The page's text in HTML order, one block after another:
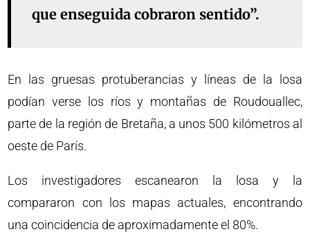
que enseguida cobraron sentido”.
En las gruesas protuberancias y líneas de la losa
podían verse los ríos y montañas de Roudouallec,
parte de la región de Bretaña, a unos 500 kilómetros al
oeste de París.
Los investigadores escanearon la losa y la
compararon con los mapas actuales, encontrando
una coincidencia de aproximadamente el 80%.